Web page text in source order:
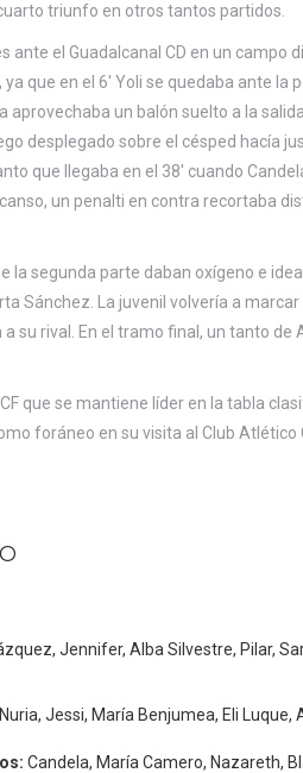
triunfo en otros tantos partidos.
ante el Guadalcanal CD en un campo
que en el 6′ Yoli se quedaba ante la
un balón suelto a la
desplegado sobre el césped hacía
que llegaba en el 38′ cuando
un penalti en contra recortaba
la segunda parte daban oxígeno e
Sánchez. La juvenil volvería a marcar
su rival. En el tramo final, un tanto de
que se mantiene líder en la tabla
foráneo en su visita al Club Atlético
Jennifer, Alba Silvestre, Pilar,
Jessi, María Benjumea, Eli
Candela, María Camero, Nazareth,